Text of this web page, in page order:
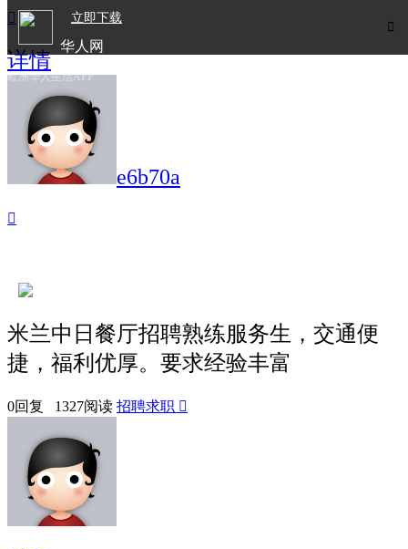

立即下载
华人网
欧洲华人生活APP

详情
e6b70a

米兰中日餐厅招聘熟练服务生，交通便
捷，福利优厚。要求经验丰富
0回复 1327阅读 招聘求职 